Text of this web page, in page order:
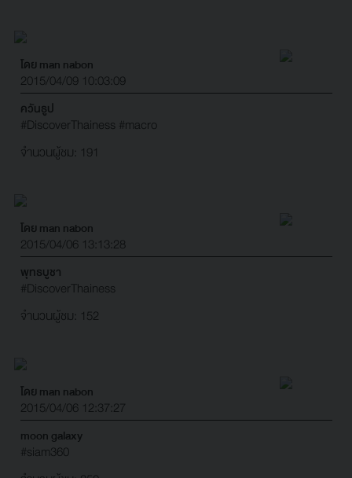
โดย man nabon
2015/04/09 10:03:09
ควันธูป
#DiscoverThainess #macro
จำนวนผู้ชม: 191
โดย man nabon
2015/04/06 13:13:28
พุทธบูชา
#DiscoverThainess
จำนวนผู้ชม: 152
โดย man nabon
2015/04/06 12:37:27
moon galaxy
#siam360